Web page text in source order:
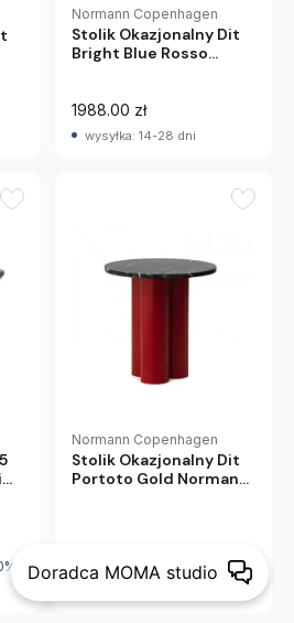
Normann Copenhagen
Stolik Okazjonalny Dit
Bright Blue Rosso
1988.00 zł
wysyłka: 14-28 dni
Normann Copenhagen
Stolik Okazjonalny Dit
Portoto Gold Normann
2011.00 zł
Doradca MOMA studio